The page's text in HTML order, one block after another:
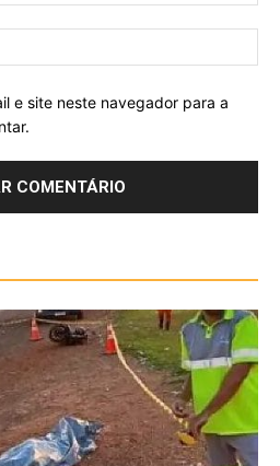
e site neste navegador para a